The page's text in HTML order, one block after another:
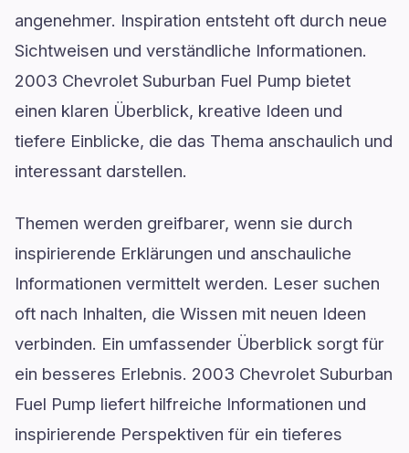
angenehmer. Inspiration entsteht oft durch neue
Sichtweisen und verständliche Informationen.
2003 Chevrolet Suburban Fuel Pump bietet
einen klaren Überblick, kreative Ideen und
tiefere Einblicke, die das Thema anschaulich und
interessant darstellen.
Themen werden greifbarer, wenn sie durch
inspirierende Erklärungen und anschauliche
Informationen vermittelt werden. Leser suchen
oft nach Inhalten, die Wissen mit neuen Ideen
verbinden. Ein umfassender Überblick sorgt für
ein besseres Erlebnis. 2003 Chevrolet Suburban
Fuel Pump liefert hilfreiche Informationen und
inspirierende Perspektiven für ein tieferes